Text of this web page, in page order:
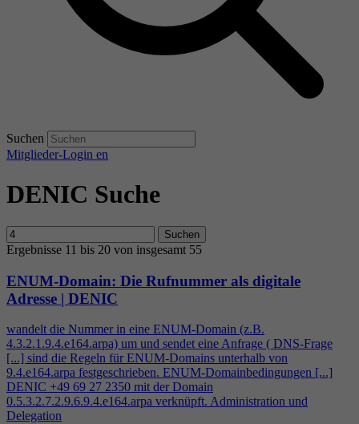
Suchen
Mitglieder-Login en
DENIC Suche
Suchen
Ergebnisse 11 bis 20 von insgesamt 55
ENUM-Domain: Die Rufnummer als digitale
Adresse | DENIC
wandelt die Nummer in eine ENUM-Domain (z.B.
4.3.2.1.9.4.e164.arpa) um und sendet eine Anfrage ( DNS-Frage
[...] sind die Regeln für ENUM-Domains unterhalb von
9.4.e164.arpa festgeschrieben. ENUM-Domainbedingungen [...]
DENIC +49 69 27 2350 mit der Domain
0.5.3.2.7.2.9.6.9.4.e164.arpa verknüpft. Administration und
Delegation